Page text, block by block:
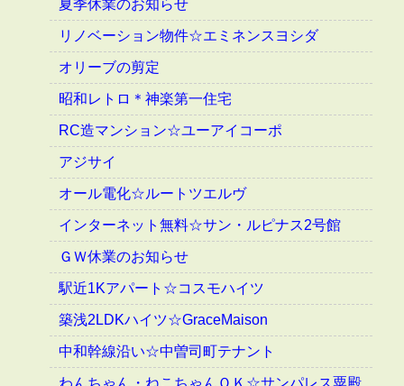
夏季休業のお知らせ
リノベーション物件☆エミネンスヨシダ
オリーブの剪定
昭和レトロ＊神楽第一住宅
RC造マンション☆ユーアイコーポ
アジサイ
オール電化☆ルートツエルヴ
インターネット無料☆サン・ルピナス2号館
ＧＷ休業のお知らせ
駅近1Kアパート☆コスモハイツ
築浅2LDKハイツ☆GraceMaison
中和幹線沿い☆中曽司町テナント
わんちゃん・ねこちゃんＯＫ☆サンパレス粟殿